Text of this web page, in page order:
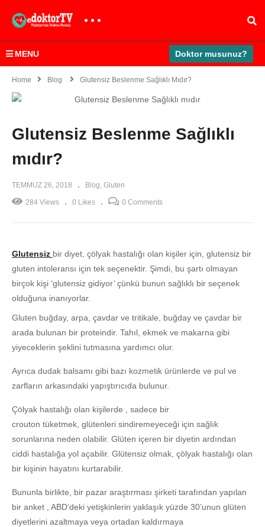
MENU Doktor musunuz?
Home Blog Glutensiz Beslenme Sağlıklı Mıdır?
Glutensiz Beslenme Sağlıklı
mıdır?
TEMMUZ 26, 2018 Blog Gluten
284 Views 0 Likes 0 Comments
Glutensiz bir diyet, çölyak hastalığı olan kişiler için, glutensiz bir
gluten intoleransı için tek seçenektir. Şimdi, bu şartı olmayan
birçok kişi ‘glutensiz gidiyor’ çünkü bunun sağlıklı bir seçenek
olduğuna inanıyorlar.
Gluten buğday, arpa, çavdar ve tritikale, buğday ve çavdar bir
arada bulunan bir proteindir. Tahıl, ekmek ve makarna gibi
yiyeceklerin şeklini tutmasına yardımcı olur.
Ayrıca dudak balsamı gibi bazı kozmetik ürünlerde ve pul ve
zarfların arkasındaki yapıştırıcıda bulunur.
Çölyak hastalığı olan kişilerde , sadece bir
crouton tüketmek, glütenleri sindiremeyeceği için sağlık
sorunlarına neden olabilir. Glüten içeren bir diyetin ardından
ciddi hastalığa yol açabilir. Glütensiz olmak, çölyak hastalığı olan
bir kişinin hayatını kurtarabilir.
Bununla birlikte, bir pazar araştırması şirketi tarafından yapılan
bir anket , ABD’deki yetişkinlerin yaklaşık yüzde 30’unun glüten
diyetlerini azaltmaya veya ortadan kaldırmaya